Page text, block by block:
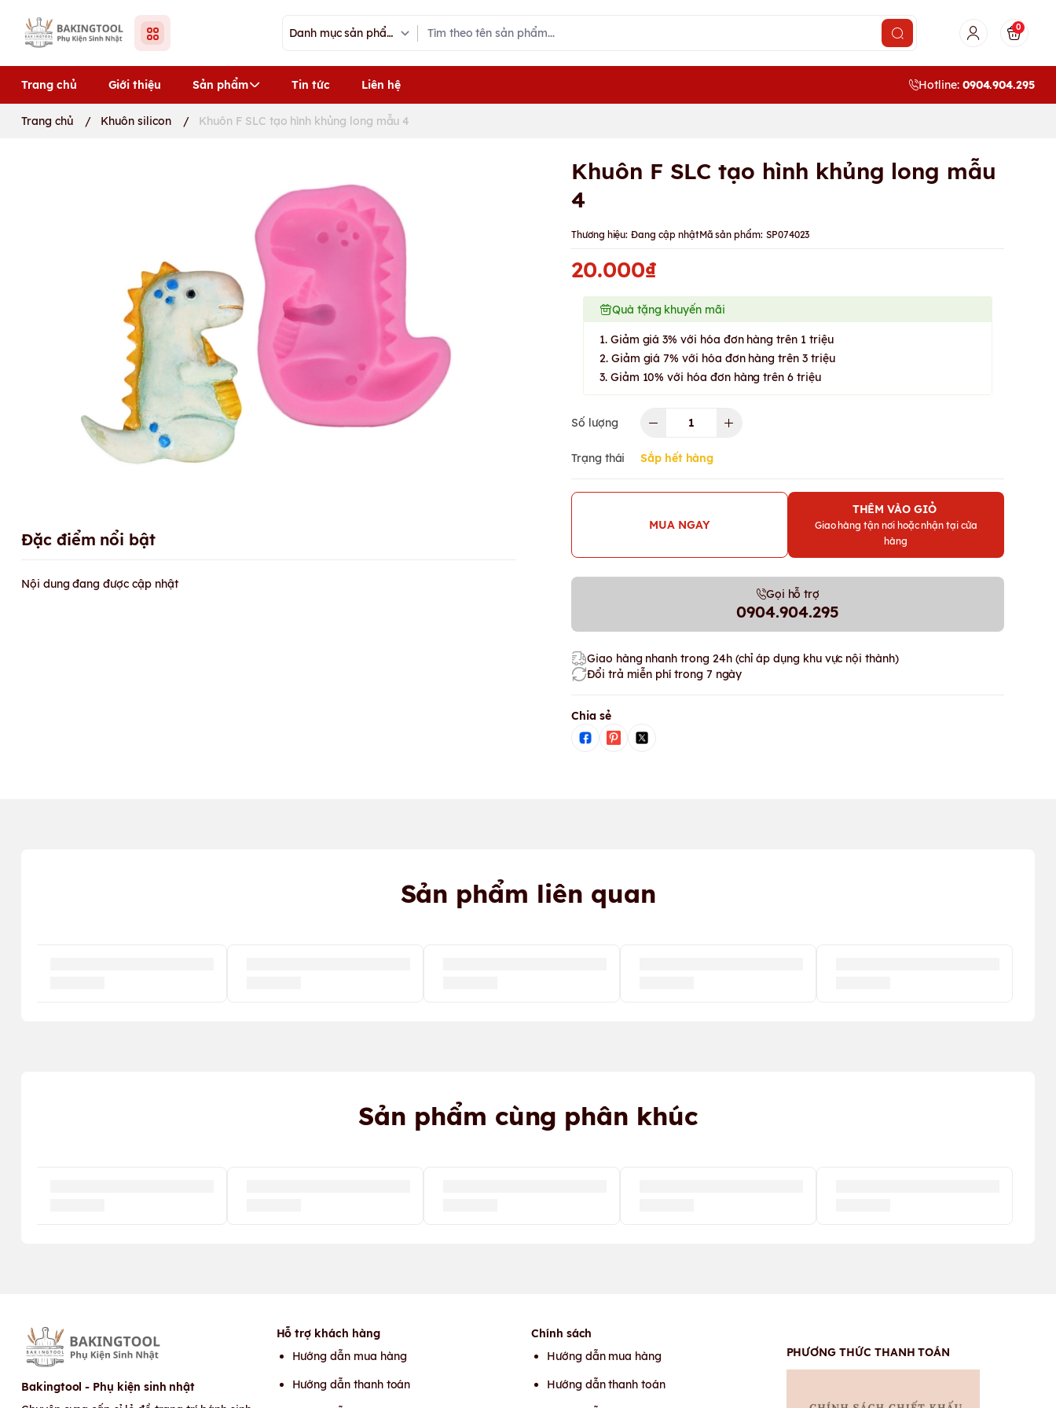
0
Trang chủ Giới thiệu Sản phẩm Tin tức Liên hệ Hotline: 0904.904.295
Trang chủ / Khuôn silicon / Khuôn F SLC tạo hình khủng long mẫu 4
Khuôn F SLC tạo hình khủng long mẫu
4
Thương hiệu: Đang cập nhậtMã sản phẩm: SP074023
20.000₫
Quà tặng khuyến mãi
1. Giảm giá 3% với hóa đơn hàng trên 1 triệu
2. Giảm giá 7% với hóa đơn hàng trên 3 triệu
3. Giảm 10% với hóa đơn hàng trên 6 triệu
Số lượng
Trạng thái Sắp hết hàng
MUA NGAY
THÊM VÀO GIỎ
Giao hàng tận nơi hoặc nhận tại cửa
hàng
Gọi hỗ trợ
0904.904.295
Giao hàng nhanh trong 24h (chỉ áp dụng khu vực nội thành)
Đổi trả miễn phí trong 7 ngày
Chia sẻ
Đặc điểm nổi bật
Nội dung đang được cập nhật
Sản phẩm liên quan
Sản phẩm cùng phân khúc
Bakingtool - Phụ kiện sinh nhật
Hỗ trợ khách hàng
Hướng dẫn mua hàng
Hướng dẫn thanh toán
Chính sách
Hướng dẫn mua hàng
Hướng dẫn thanh toán
PHƯƠNG THỨC THANH TOÁN